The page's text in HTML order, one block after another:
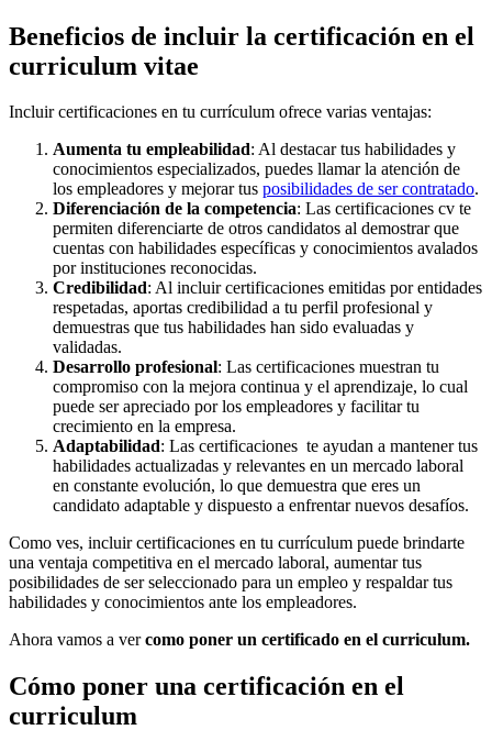
Beneficios de incluir la certificación en el
curriculum vitae
Incluir certificaciones en tu currículum ofrece varias ventajas:
Aumenta tu empleabilidad: Al destacar tus habilidades y
conocimientos especializados, puedes llamar la atención de
los empleadores y mejorar tus posibilidades de ser contratado.
Diferenciación de la competencia: Las certificaciones cv te
permiten diferenciarte de otros candidatos al demostrar que
cuentas con habilidades específicas y conocimientos avalados
por instituciones reconocidas.
Credibilidad: Al incluir certificaciones emitidas por entidades
respetadas, aportas credibilidad a tu perfil profesional y
demuestras que tus habilidades han sido evaluadas y
validadas.
Desarrollo profesional: Las certificaciones muestran tu
compromiso con la mejora continua y el aprendizaje, lo cual
puede ser apreciado por los empleadores y facilitar tu
crecimiento en la empresa.
Adaptabilidad: Las certificaciones te ayudan a mantener tus
habilidades actualizadas y relevantes en un mercado laboral
en constante evolución, lo que demuestra que eres un
candidato adaptable y dispuesto a enfrentar nuevos desafíos.
Como ves, incluir certificaciones en tu currículum puede brindarte
una ventaja competitiva en el mercado laboral, aumentar tus
posibilidades de ser seleccionado para un empleo y respaldar tus
habilidades y conocimientos ante los empleadores.
Ahora vamos a vercomo poner un certificado en el curriculum.
Cómo poner una certificación en el
curriculum